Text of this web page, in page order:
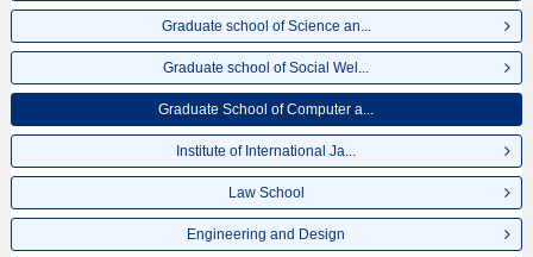
Graduate school of Science an...
Graduate school of Social Wel...
Graduate School of Computer a...
Institute of International Ja...
Law School
Engineering and Design